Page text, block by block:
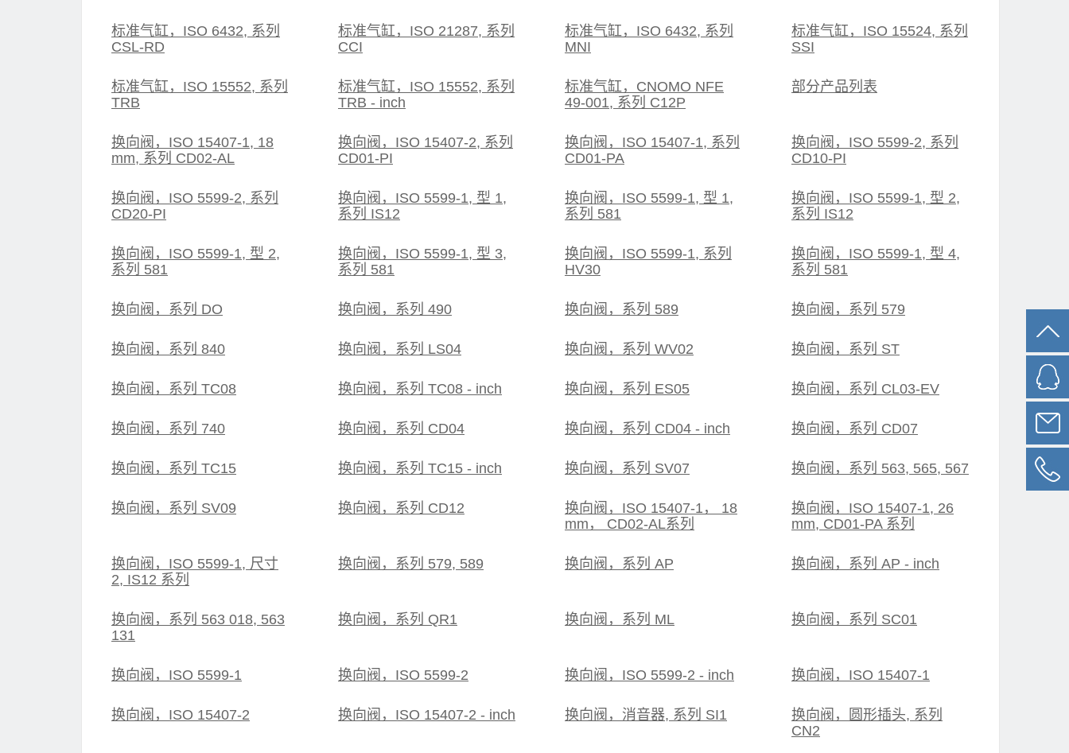
标准气缸，ISO 6432, 系列
CSL-RD
标准气缸，ISO 21287, 系列
CCI
标准气缸，ISO 6432, 系列
MNI
标准气缸，ISO 15524, 系列
SSI
标准气缸，ISO 15552, 系列
TRB
标准气缸，ISO 15552, 系列
TRB - inch
标准气缸，CNOMO NFE
49-001, 系列 C12P
部分产品列表
换向阀，ISO 15407-1, 18
mm, 系列 CD02-AL
换向阀，ISO 15407-2, 系列
CD01-PI
换向阀，ISO 15407-1, 系列
CD01-PA
换向阀，ISO 5599-2, 系列
CD10-PI
换向阀，ISO 5599-2, 系列
CD20-PI
换向阀，ISO 5599-1, 型 1,
系列 IS12
换向阀，ISO 5599-1, 型 1,
系列 581
换向阀，ISO 5599-1, 型 2,
系列 IS12
换向阀，ISO 5599-1, 型 2,
系列 581
换向阀，ISO 5599-1, 型 3,
系列 581
换向阀，ISO 5599-1, 系列
HV30
换向阀，ISO 5599-1, 型 4,
系列 581
换向阀，系列 DO 换向阀，系列 490 换向阀，系列 589 换向阀，系列 579
换向阀，系列 840 换向阀，系列 LS04 换向阀，系列 WV02 换向阀，系列 ST
换向阀，系列 TC08 换向阀，系列 TC08 - inch 换向阀，系列 ES05 换向阀，系列 CL03-EV
换向阀，系列 740 换向阀，系列 CD04 换向阀，系列 CD04 - inch 换向阀，系列 CD07
换向阀，系列 TC15 换向阀，系列 TC15 - inch 换向阀，系列 SV07 换向阀，系列 563, 565, 567
换向阀，系列 SV09 换向阀，系列 CD12
换向阀，ISO 15407-1， 18
mm， CD02-AL系列
换向阀，ISO 15407-1, 26
mm, CD01-PA 系列
换向阀，ISO 5599-1, 尺寸
2, IS12 系列
换向阀，系列 579, 589 换向阀，系列 AP 换向阀，系列 AP - inch
换向阀，系列 563 018, 563
131
换向阀，系列 QR1 换向阀，系列 ML 换向阀，系列 SC01
换向阀，ISO 5599-1 换向阀，ISO 5599-2 换向阀，ISO 5599-2 - inch 换向阀，ISO 15407-1
换向阀，ISO 15407-2 换向阀，ISO 15407-2 - inch 换向阀，消音器, 系列 SI1
换向阀，圆形插头, 系列
CN2